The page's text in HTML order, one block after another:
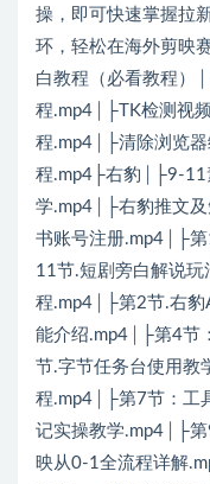
操，即可快速掌握拉
环，轻松在海外剪映
白教程（必看教程）
程.mp4│├TK检测视
程.mp4│├清除浏览
程.mp4├右豹│├9-11
学.mp4│├右豹推文
书账号注册.mp4│├
11节.短剧旁白解说
程.mp4│├第2节.右豹
能介绍.mp4│├第4节
节.字节任务台使用教
程.mp4│├第7节：工
记实操教学.mp4│├
映从0-1全流程详解